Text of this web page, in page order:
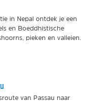
in Nepal ontdek je een
en Boeddhistische
pieken en valleien.
van Passau naar